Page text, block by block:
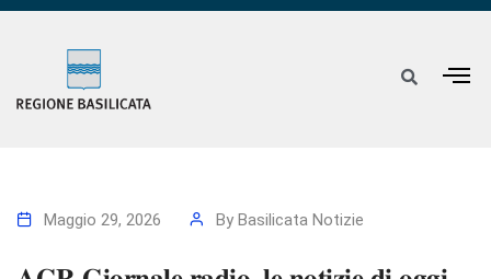
Maggio 29, 2026 By Basilicata Notizie